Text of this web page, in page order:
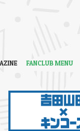
FANCLUB MENU